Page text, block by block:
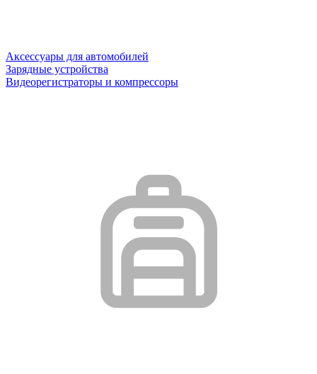
Аксессуары для автомобилей
Зарядные устройства
Видеорегистраторы и компрессоры